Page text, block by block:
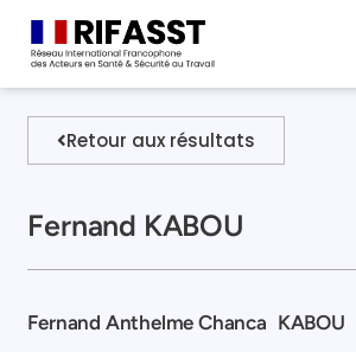
Retour aux résultats
Fernand KABOU
Fernand Anthelme Chanca KABOU